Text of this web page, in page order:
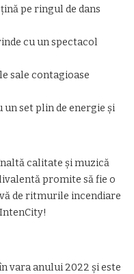
țină pe ringul de dans
cu un spectacol
sale contagioase
un set plin de energie și
calitate și muzică
promite să fie o
de ritmurile incendiare
vara anului 2022 și este